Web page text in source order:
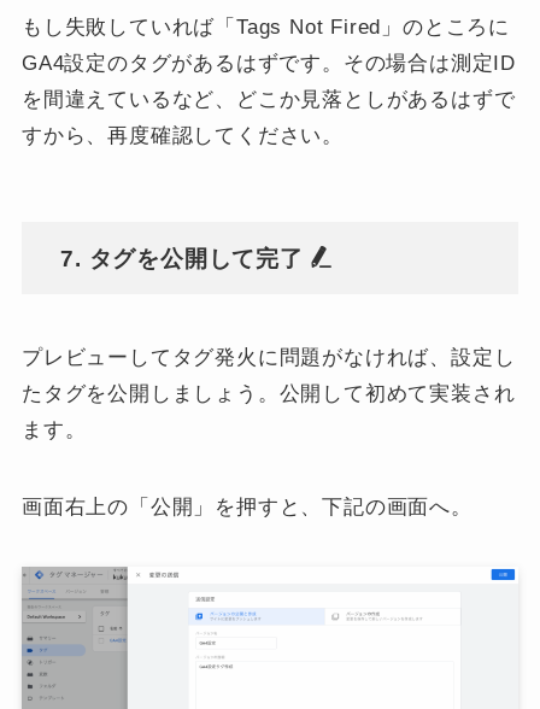
もし失敗していれば「Tags Not Fired」のところに
GA4設定のタグがあるはずです。その場合は測定ID
を間違えているなど、どこか見落としがあるはずで
すから、再度確認してください。
7. タグを公開して完了
プレビューしてタグ発火に問題がなければ、設定し
たタグを公開しましょう。公開して初めて実装され
ます。
画面右上の「公開」を押すと、下記の画面へ。